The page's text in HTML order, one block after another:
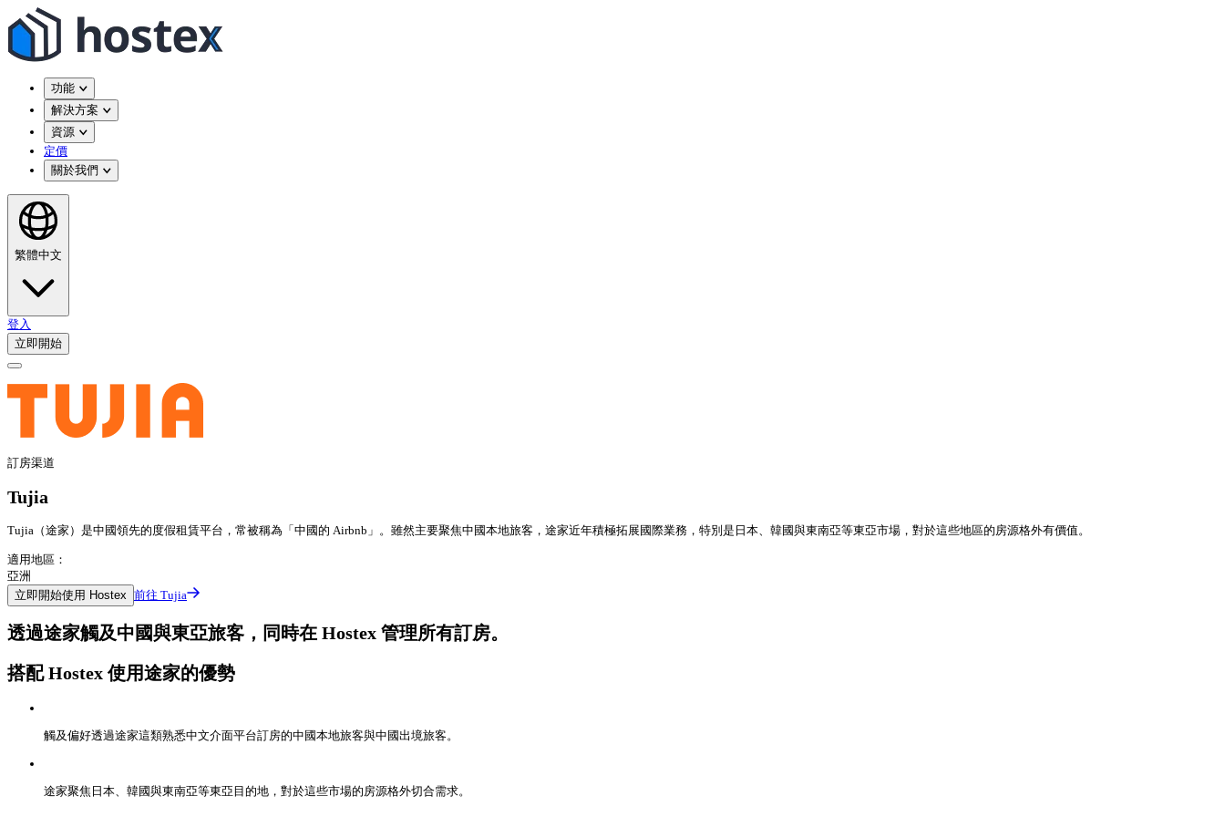
功能
解決方案
資源
定價
關於我們
繁體中文
登入
立即開始
訂房渠道
Tujia
Tujia（途家）是中國領先的度假租賃平台，常被稱為「中國的 Airbnb」。雖然主要聚焦中國本地旅客，途家近年積極拓展國際業務，特別是日本、韓國與東南亞等東亞市場，對於這些地區的房源格外有價值。
適用地區：
亞洲
立即開始使用 Hostex 前往 Tujia
透過途家觸及中國與東亞旅客，同時在 Hostex 管理所有訂房。
搭配 Hostex 使用途家的優勢
觸及偏好透過途家這類熟悉中文介面平台訂房的中國本地旅客與中國出境旅客。
途家聚焦日本、韓國與東南亞等東亞目的地，對於這些市場的房源格外切合需求。